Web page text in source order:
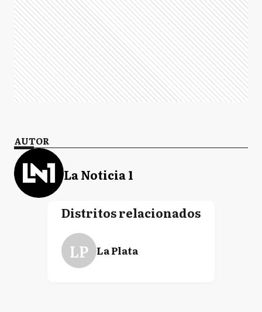
AUTOR
La Noticia 1
Distritos relacionados
LP La Plata